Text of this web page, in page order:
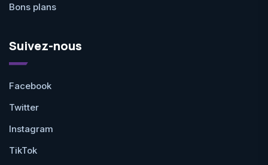
Bons plans
Suivez-nous
Facebook
Twitter
Instagram
TikTok